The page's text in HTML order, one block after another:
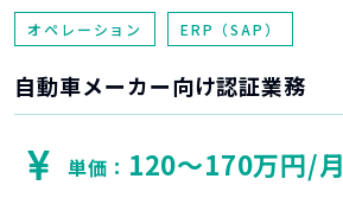
オペレーション ERP（SAP）
自動車メーカー向け認証業務
単価： 120〜170万円/月